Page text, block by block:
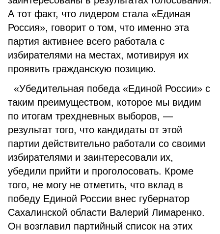
А тот факт, что лидером стала «Единая
Россия», говорит о том, что именно эта
партия активнее всего работала с
избирателями на местах, мотивируя их
проявить гражданскую позицию.
«Убедительная победа «Единой России» с
таким преимуществом, которое мы видим
по итогам трехдневных выборов, —
результат того, что кандидаты от этой
партии действительно работали со своими
избирателями и заинтересовали их,
убедили прийти и проголосовать. Кроме
того, не могу не отметить, что вклад в
победу Единой России внес губернатор
Сахалинской области Валерий Лимаренко.
Он возглавил партийный список на этих